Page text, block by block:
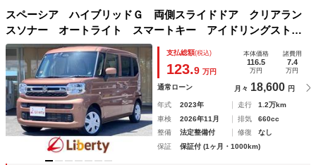
スペーシア ハイブリッドＧ 両側スライドドア クリアラン
スソナー オートライト スマートキー アイドリングストッ
プ 電動格納ミラー ベンチシート ＣＶＴ ＥＳＣ エアコ
ン パワーウィンドウ
支払総額(税込)
123.9 万円
本体価格
116.5
万円
諸費用
7.4
万円
通常ローン 月々 18,600 円
年式 2023年 走行
1.2万km
車検
2026年11月 排気
660cc
整備
法定整備付 修復
なし
保証
保証付 (1ヶ月・1000km)